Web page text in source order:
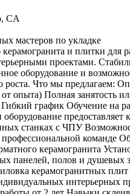
CA
мастеров по укладке
и плитки для
проектами.
оборудование и
роста. Что мы предлагаем:
опыта) Полная занятость
график Обучение на
предоставляет
станках с ЧПУ
профессиональной команде
керамогранита
панелей, полов и душевых
керамогранитных
интерьерных